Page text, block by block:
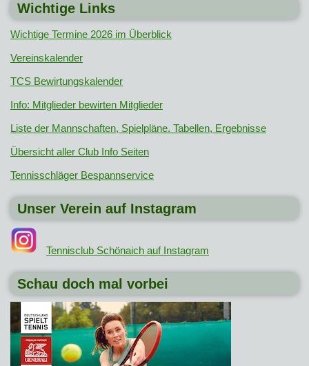
Wichtige Links
Wichtige Termine 2026 im Überblick
Vereinskalender
TCS Bewirtungskalender
Info: Mitglieder bewirten Mitglieder
Liste der Mannschaften, Spielpläne. Tabellen, Ergebnisse
Übersicht aller Club Info Seiten
Tennisschläger Bespannservice
Unser Verein auf Instagram
Tennisclub Schönaich auf Instagram
Schau doch mal vorbei